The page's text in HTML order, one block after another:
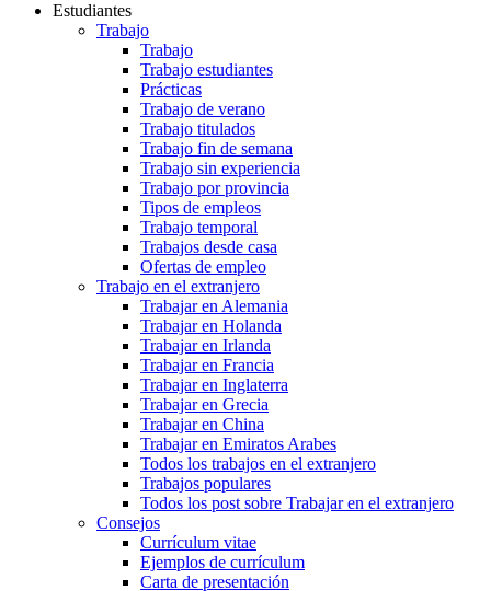
Estudiantes
Trabajo
Trabajo
Trabajo estudiantes
Prácticas
Trabajo de verano
Trabajo titulados
Trabajo fin de semana
Trabajo sin experiencia
Trabajo por provincia
Tipos de empleos
Trabajo temporal
Trabajos desde casa
Ofertas de empleo
Trabajo en el extranjero
Trabajar en Alemania
Trabajar en Holanda
Trabajar en Irlanda
Trabajar en Francia
Trabajar en Inglaterra
Trabajar en Grecia
Trabajar en China
Trabajar en Emiratos Arabes
Todos los trabajos en el extranjero
Trabajos populares
Todos los post sobre Trabajar en el extranjero
Consejos
Currículum vitae
Ejemplos de currículum
Carta de presentación